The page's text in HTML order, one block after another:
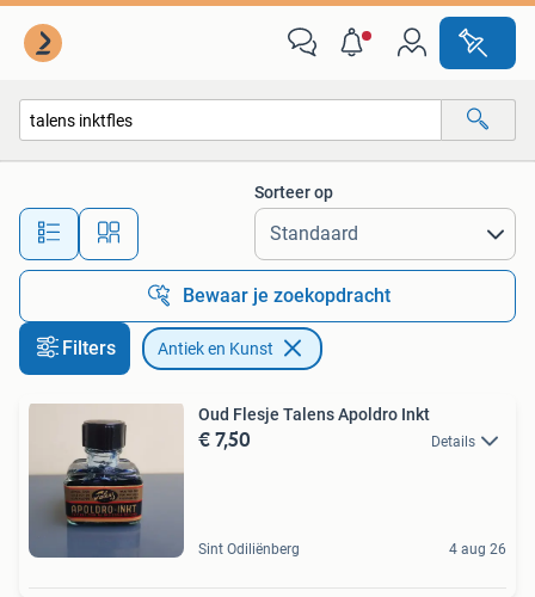
Alle afstanden…
Sorteer op
Bewaar je zoekopdracht
Filters Antiek en Kunst
Oud Flesje Talens Apoldro Inkt
€ 7,50 Details
Sint Odiliënberg 4 aug 26